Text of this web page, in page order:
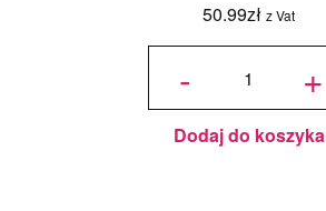
50.99zł z Vat
-
ilość
silikonowa
Kostki,
Sześciany
50x50 mm
-
+
Dodaj do koszyka